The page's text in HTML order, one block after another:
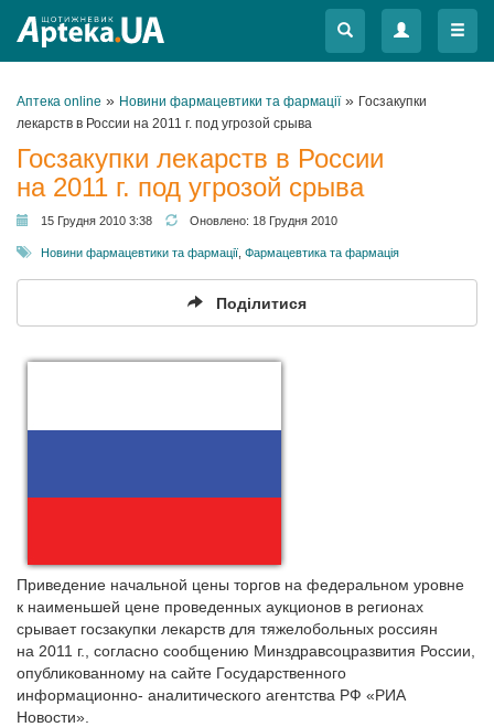
Меню
Меню
Аптека online » Новини фармацевтики та фармації» Госзакупки
лекарств в России на 2011 г. под угрозой срыва
Госзакупки лекарств в России
на 2011 г. под угрозой срыва
15 Грудня 2010 3:38 Оновлено: 18 Грудня 2010
Новини фармацевтики та фармації Фармацевтика та фармація
Поділитися
Приведение начальной цены торгов на федеральном уровне
к наименьшей цене проведенных аукционов в регионах
срывает госзакупки лекарств для тяжелобольных россиян
на 2011 г., согласно сообщению Минздравсоцразвития России,
опубликованному на сайте Государственного
информационно- аналитического агентства РФ «РИА
Новости».